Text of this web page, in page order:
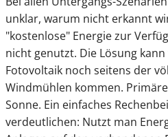
unklar, warum nicht erkannt
"kostenlose" Energie zur
nicht genutzt. Die Lösung
Fotovoltaik noch seitens der
Windmühlen kommen.
Sonne. Ein einfaches
verdeutlichen: Nutzt man